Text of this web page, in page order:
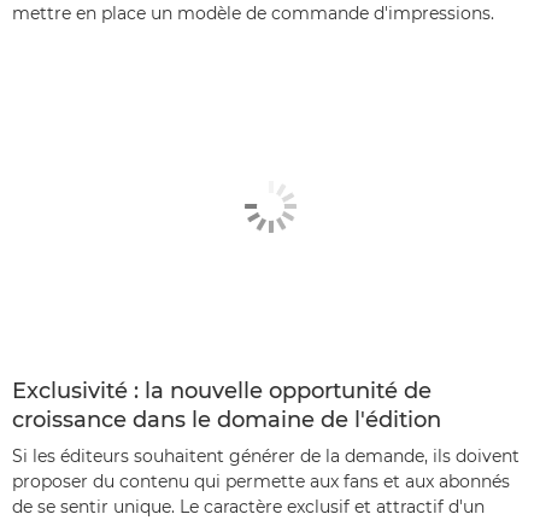
mettre en place un modèle de commande d'impressions.
Exclusivité : la nouvelle opportunité de
croissance dans le domaine de l'édition
Si les éditeurs souhaitent générer de la demande, ils doivent
proposer du contenu qui permette aux fans et aux abonnés
de se sentir unique. Le caractère exclusif et attractif d'un